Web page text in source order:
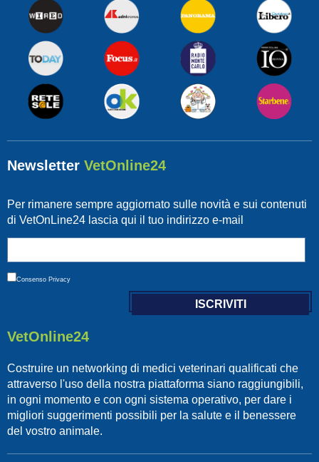
Newsletter VetOnline24
Per rimanere sempre aggiornato sulle novità e sui contenuti
di VetOnLine24 lascia qui il tuo indirizzo e-mail
Consenso Privacy
VetOnline24
Costruire un networking di medici veterinari qualificati che
attraverso l'uso della nostra piattaforma siano raggiungibili,
in ogni momento e con ogni sistema operativo, per dare i
migliori suggerimenti possibili per la salute e il benessere
del vostro animale.